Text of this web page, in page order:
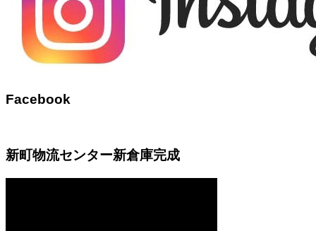
Facebook
新町物流センター新倉庫完成